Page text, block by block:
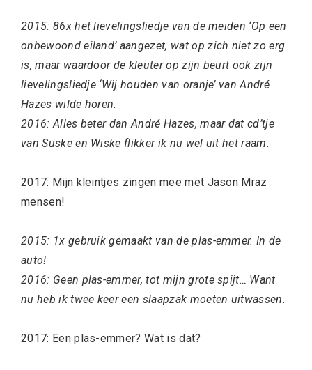
2015: 86x het lievelingsliedje van de meiden ‘Op een
onbewoond eiland’ aangezet, wat op zich niet zo erg
is, maar waardoor de kleuter op zijn beurt ook zijn
lievelingsliedje ‘Wij houden van oranje’ van André
Hazes wilde horen.
2016: Alles beter dan André Hazes, maar dat cd’tje
van Suske en Wiske flikker ik nu wel uit het raam.
2017: Mijn kleintjes zingen mee met Jason Mraz
mensen!
2015: 1x gebruik gemaakt van de plas-emmer. In de
auto!
2016: Geen plas-emmer, tot mijn grote spijt… Want
nu heb ik twee keer een slaapzak moeten uitwassen.
2017: Een plas-emmer? Wat is dat?